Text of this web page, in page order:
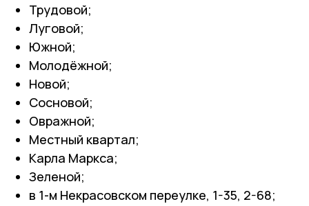
Трудовой;
Луговой;
Южной;
Молодёжной;
Новой;
Сосновой;
Овражной;
Местный квартал;
Карла Маркса;
Зеленой;
в 1-м Некрасовском переулке, 1-35, 2-68;